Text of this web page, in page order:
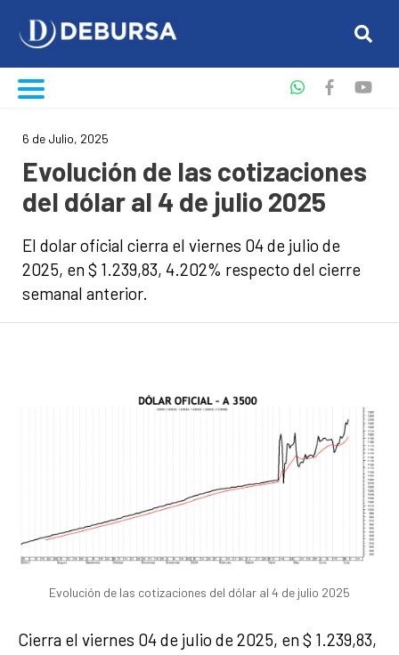
6 de Julio, 2025
Evolución de las cotizaciones
del dólar al 4 de julio 2025
El dolar oficial cierra el viernes 04 de julio de
2025, en $ 1.239,83, 4.202% respecto del cierre
semanal anterior.
Evolución de las cotizaciones del dólar al 4 de julio 2025
Cierra el viernes 04 de julio de 2025, en $ 1.239,83,